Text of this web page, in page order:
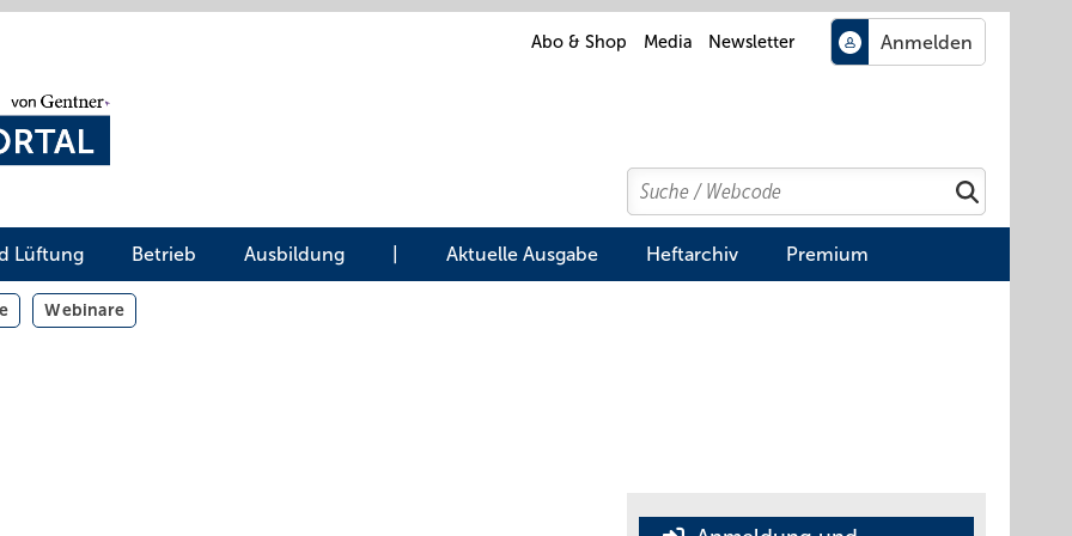
Abo & Shop Media Newsletter
Search
Suchen
Lüftung Betrieb Ausbildung Aktuelle Ausgabe Heftarchiv Premium
Webinare